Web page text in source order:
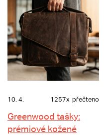
10. 4. 1257x přečteno
Greenwood tašky:
prémiové kožené